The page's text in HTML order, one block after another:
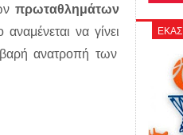
πρωταθλημάτων
να γίνει
ανατροπή των